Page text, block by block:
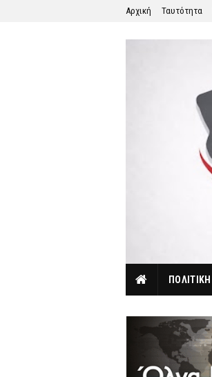
Αρχική Ταυτότητα
ΠΟΛΙΤΙΚΗ